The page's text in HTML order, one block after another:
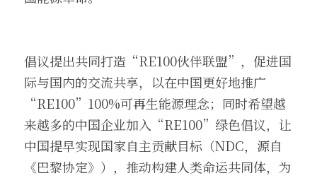
倡议提出共同打造“RE100伙伴联盟”，促进国
际与国内的交流共享，以在中国更好地推广
“RE100”100%可再生能源理念；同时希望越
来越多的中国企业加入“RE100”绿色倡议，让
中国提早实现国家自主贡献目标（NDC，源自
《巴黎协定》），推动构建人类命运共同体，为